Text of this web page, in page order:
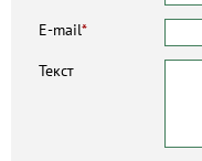
E-mail*
Текст